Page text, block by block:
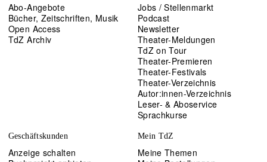
Abo-Angebote
Bücher, Zeitschriften, Musik
Open Access
TdZ Archiv
Jobs / Stellenmarkt
Podcast
Newsletter
Theater-Meldungen
TdZ on Tour
Theater-Premieren
Theater-Festivals
Theater-Verzeichnis
Autor:innen-Verzeichnis
Leser- & Aboservice
Sprachkurse
Geschäftskunden
Anzeige schalten
Mein TdZ
Meine Themen